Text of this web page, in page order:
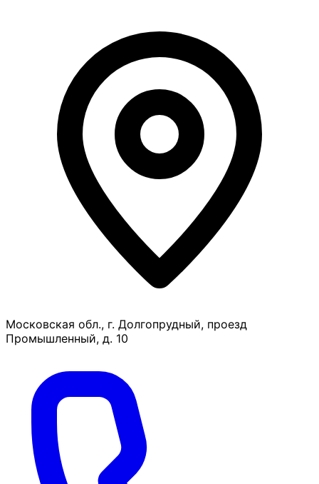
Московская обл., г. Долгопрудный, проезд
Промышленный, д. 10